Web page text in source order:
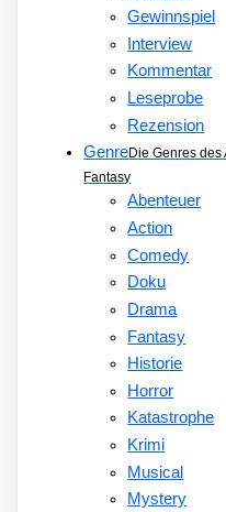
Gewinnspiel
Interview
Kommentar
Leseprobe
Rezension
GenreDie Genres
Fantasy
Abenteuer
Action
Comedy
Doku
Drama
Fantasy
Historie
Horror
Katastrophe
Krimi
Musical
Mystery